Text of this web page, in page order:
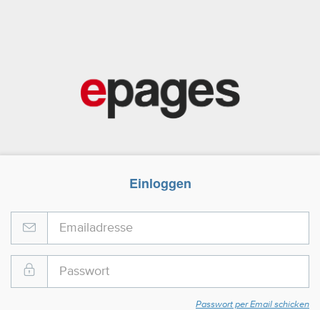
Einloggen
Passwort per Email schicken